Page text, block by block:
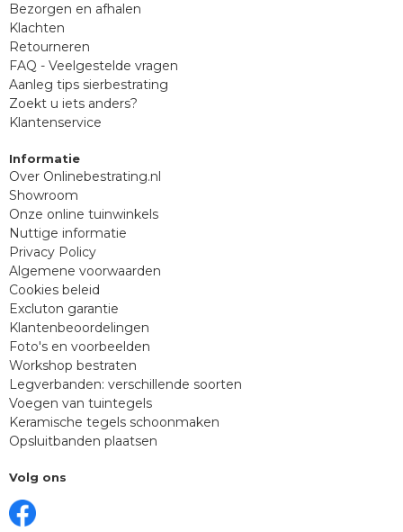
Bezorgen en afhalen
Klachten
Retourneren
FAQ - Veelgestelde vragen
Aanleg tips sierbestrating
Zoekt u iets anders?
Klantenservice
Informatie
Over Onlinebestrating.nl
Showroom
Onze online tuinwinkels
Nuttige informatie
Privacy Policy
Algemene voorwaarden
Cookies beleid
Excluton garantie
Klantenbeoordelingen
Foto's en voorbeelden
Workshop bestraten
Legverbanden: verschillende soorten
Voegen van tuintegels
Keramische tegels schoonmaken
Opsluitbanden plaatsen
Volg ons